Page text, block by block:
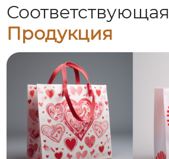
Соответствующая
Продукция